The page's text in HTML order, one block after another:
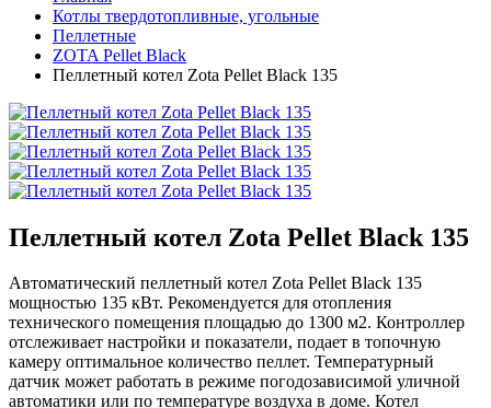
Котлы твердотопливные, угольные
Пеллетные
ZOTA Pellet Black
Пеллетный котел Zota Pellet Black 135
Пеллетный котел Zota Pellet Black 135
Автоматический пеллетный котел Zota Pellet Black 135
мощностью 135 кВт. Рекомендуется для отопления
технического помещения площадью до 1300 м2. Контроллер
отслеживает настройки и показатели, подает в топочную
камеру оптимальное количество пеллет. Температурный
датчик может работать в режиме погодозависимой уличной
автоматики или по температуре воздуха в доме. Котел